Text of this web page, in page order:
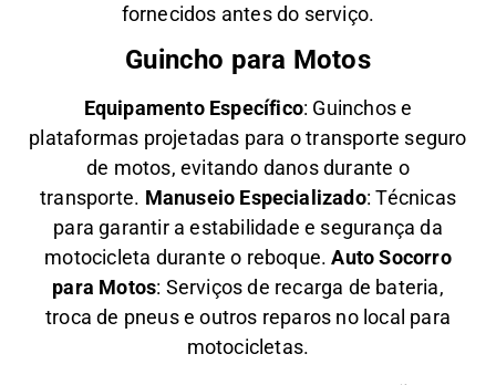
fornecidos antes do serviço.
Guincho para Motos
Equipamento Específico: Guinchos e
plataformas projetadas para o transporte seguro
de motos, evitando danos durante o
transporte. Manuseio Especializado: Técnicas
para garantir a estabilidade e segurança da
motocicleta durante o reboque.Auto Socorro
para Motos: Serviços de recarga de bateria,
troca de pneus e outros reparos no local para
motocicletas.